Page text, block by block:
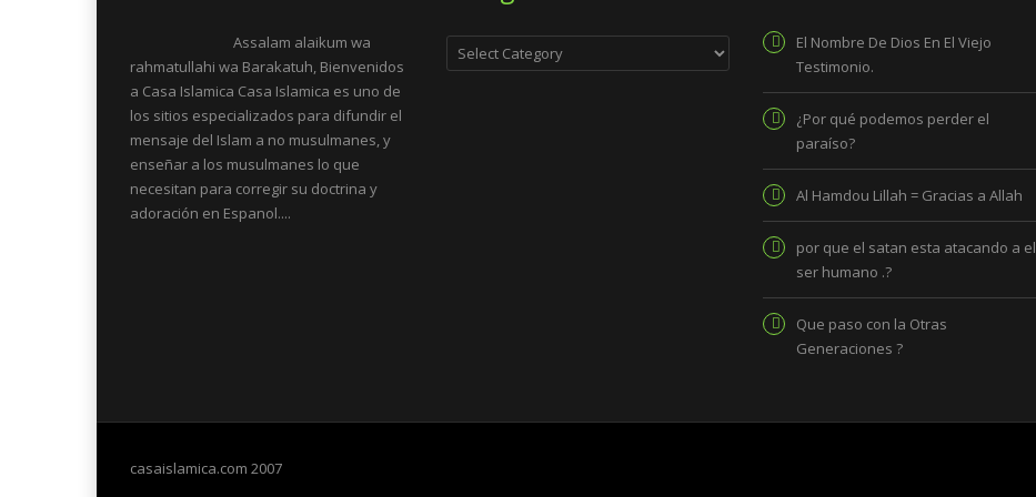
Assalam alaikum wa
rahmatullahi wa Barakatuh, Bienvenidos
a Casa Islamica Casa Islamica es uno de
los sitios especializados para difundir el
mensaje del Islam a no musulmanes, y
enseñar a los musulmanes lo que
necesitan para corregir su doctrina y
adoración en Espanol....
Categories
El Nombre De Dios En El Viejo
Testimonio.
¿Por qué podemos perder el
paraíso?
Al Hamdou Lillah = Gracias a Allah
por que el satan esta atacando a el
ser humano .?
Que paso con la Otras
Generaciones ?
casaislamica.com 2007